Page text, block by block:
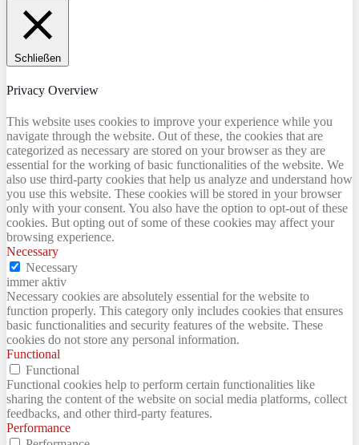
Schließen
Privacy Overview
This website uses cookies to improve your experience while you
navigate through the website. Out of these, the cookies that are
categorized as necessary are stored on your browser as they are
essential for the working of basic functionalities of the website. We
also use third-party cookies that help us analyze and understand how
you use this website. These cookies will be stored in your browser
only with your consent. You also have the option to opt-out of these
cookies. But opting out of some of these cookies may affect your
browsing experience.
Necessary
Necessary
immer aktiv
Necessary cookies are absolutely essential for the website to
function properly. This category only includes cookies that ensures
basic functionalities and security features of the website. These
cookies do not store any personal information.
Functional
Functional
Functional cookies help to perform certain functionalities like
sharing the content of the website on social media platforms, collect
feedbacks, and other third-party features.
Performance